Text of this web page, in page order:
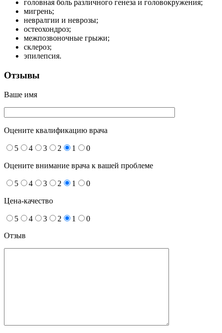
головная боль различного генеза и головокружения;
мигрень;
невралгии и неврозы;
остеохондроз;
межпозвоночные грыжи;
склероз;
эпилепсия.
Отзывы
Ваше имя
Оцените квалификацию врача
5 4 3 2 1 0
Оцените внимание врача к вашей проблеме
5 4 3 2 1 0
Цена-качество
5 4 3 2 1
0
Отзыв